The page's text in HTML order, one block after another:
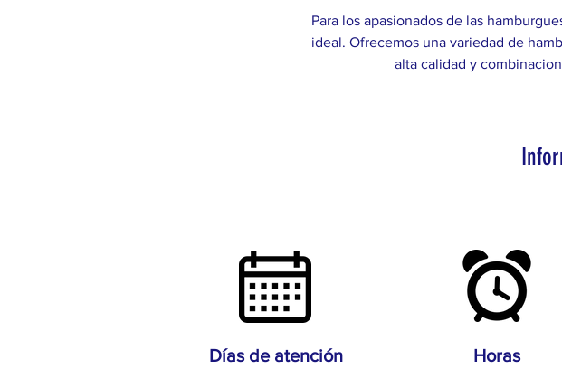
Para los apasionados de las
ideal. Ofrecemos una variedad de
alta calidad y
Días de atención Horas